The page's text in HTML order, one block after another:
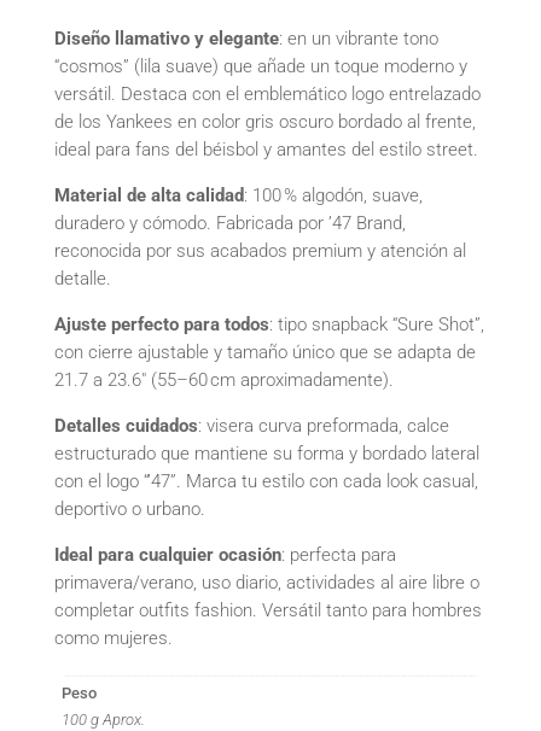
Diseño llamativo y elegante: en un vibrante tono
“cosmos” (lila suave) que añade un toque moderno y
versátil. Destaca con el emblemático logo entrelazado
de los Yankees en color gris oscuro bordado al frente,
ideal para fans del béisbol y amantes del estilo street.
Material de alta calidad: 100 % algodón, suave,
duradero y cómodo. Fabricada por ’47 Brand,
reconocida por sus acabados premium y atención al
detalle.
Ajuste perfecto para todos: tipo snapback “Sure Shot”,
con cierre ajustable y tamaño único que se adapta de
21.7 a 23.6″ (55–60 cm aproximadamente).
Detalles cuidados: visera curva preformada, calce
estructurado que mantiene su forma y bordado lateral
con el logo “’47”. Marca tu estilo con cada look casual,
deportivo o urbano.
Ideal para cualquier ocasión: perfecta para
primavera/verano, uso diario, actividades al aire libre o
completar outfits fashion. Versátil tanto para hombres
como mujeres.
Peso
100 g Aprox.